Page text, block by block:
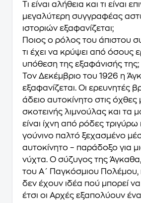
Τι είναι αλήθεια και τι είναι
μεγαλύτερη συγγραφέας
ιστοριών εξαφανίζεται;
Ποιος ο ρόλος του άπιστου
τι έχει να κρύψει από όσους
υπόθεση της εξαφάνισής της;
Τον Δεκέμβριο του 1926 η
εξαφανίζεται. Οι ερευνητές
άδειο αυτοκίνητο στις όχθες
σκοτεινής λιμνούλας και τα
είναι ίχνη από ρόδες τριγύρω
γούνινο παλτό ξεχασμένο
αυτοκίνητο – παράδοξο για
νύχτα. Ο σύζυγος της
του Α΄ Παγκόσμιου Πολέμου,
δεν έχουν ιδέα πού μπορεί να
έτσι οι Αρχές εξαπολύουν ένα